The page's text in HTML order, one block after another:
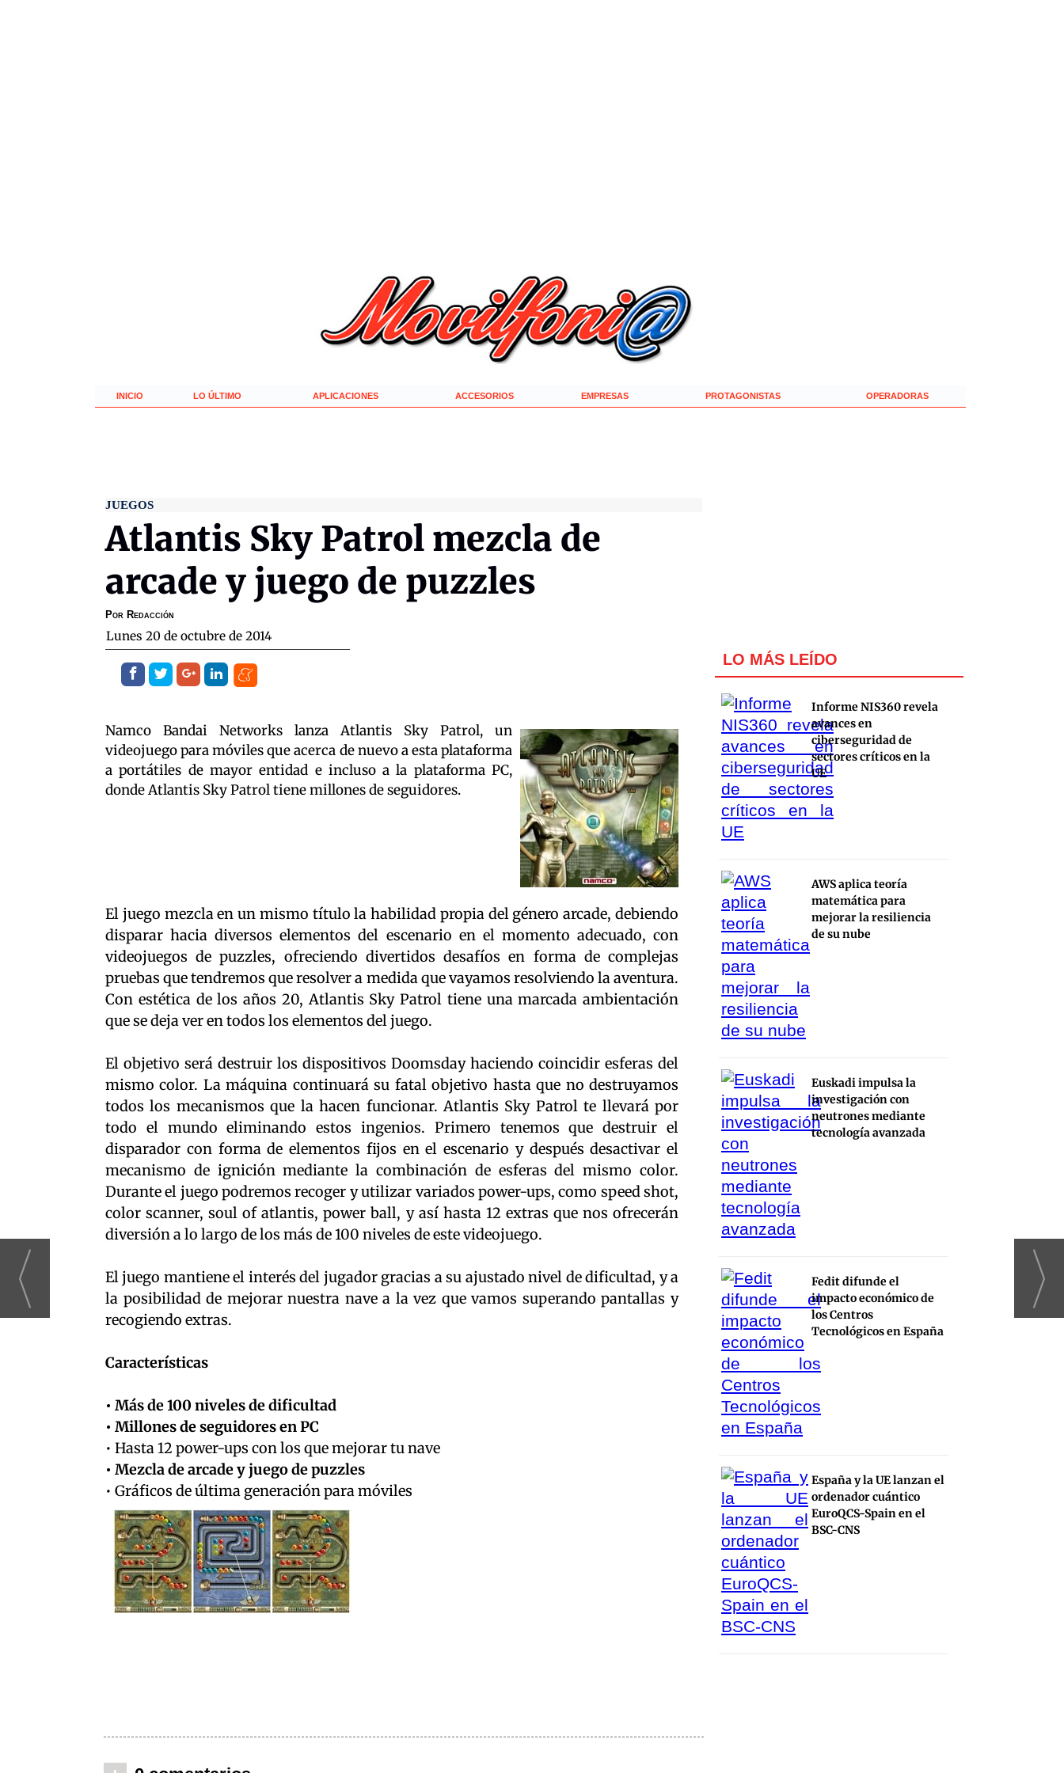
INICIO LO ÚLTIMO APLICACIONES ACCESORIOS EMPRESAS PROTAGONISTAS OPERADORAS
JUEGOS
Atlantis Sky Patrol mezcla de
arcade y juego de puzzles
Por Redacción
lunes 20 de octubre de 2014
Namco Bandai Networks lanza Atlantis Sky Patrol, un
videojuego para móviles que acerca de nuevo a esta plataforma
a portátiles de mayor entidad e incluso a la plataforma PC,
donde Atlantis Sky Patrol tiene millones de seguidores.
El juego mezcla en un mismo título la habilidad propia del género arcade, debiendo
disparar hacia diversos elementos del escenario en el momento adecuado, con
videojuegos de puzzles, ofreciendo divertidos desafíos en forma de complejas
pruebas que tendremos que resolver a medida que vayamos resolviendo la aventura.
Con estética de los años 20, Atlantis Sky Patrol tiene una marcada ambientación
que se deja ver en todos los elementos del juego.
El objetivo será destruir los dispositivos Doomsday haciendo coincidir esferas del
mismo color. La máquina continuará su fatal objetivo hasta que no destruyamos
todos los mecanismos que la hacen funcionar. Atlantis Sky Patrol te llevará por
todo el mundo eliminando estos ingenios. Primero tenemos que destruir el
disparador con forma de elementos fijos en el escenario y después desactivar el
mecanismo de ignición mediante la combinación de esferas del mismo color.
Durante el juego podremos recoger y utilizar variados power-ups, como speed shot,
color scanner, soul of atlantis, power ball, y así hasta 12 extras que nos ofrecerán
diversión a lo largo de los más de 100 niveles de este videojuego.
El juego mantiene el interés del jugador gracias a su ajustado nivel de dificultad, y a
la posibilidad de mejorar nuestra nave a la vez que vamos superando pantallas y
recogiendo extras.
Características
• Más de 100 niveles de dificultad
• Millones de seguidores en PC
• Hasta 12 power-ups con los que mejorar tu nave
• Mezcla de arcade y juego de puzzles
• Gráficos de última generación para móviles
LO MÁS LEÍDO
Informe NIS360 revela
avances en
ciberseguridad de
sectores críticos en la
UE
AWS aplica teoría
matemática para
mejorar la resiliencia
de su nube
Euskadi impulsa la
investigación con
neutrones mediante
tecnología avanzada
Fedit difunde el
impacto económico de
los Centros
Tecnológicos en España
España y la UE lanzan el
ordenador cuántico
EuroQCS-Spain en el
BSC-CNS